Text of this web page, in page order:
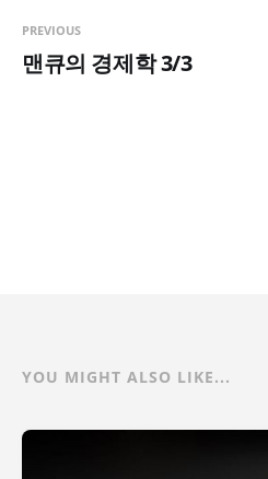
PREVIOUS
맨큐의 경제학 3/3
YOU MIGHT ALSO LIKE...